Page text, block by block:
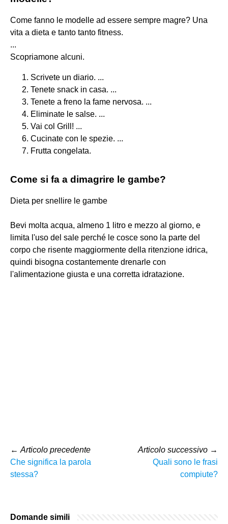
Come fanno le modelle ad essere sempre magre? Una
vita a dieta e tanto tanto fitness.
...
Scopriamone alcuni.
Scrivete un diario. ...
Tenete snack in casa. ...
Tenete a freno la fame nervosa. ...
Eliminate le salse. ...
Vai col Grill! ...
Cucinate con le spezie. ...
Frutta congelata.
Come si fa a dimagrire le gambe?
Dieta per snellire le gambe
Bevi molta acqua, almeno 1 litro e mezzo al giorno, e
limita l'uso del sale perché le cosce sono la parte del
corpo che risente maggiormente della ritenzione idrica,
quindi bisogna costantemente drenarle con
l'alimentazione giusta e una corretta idratazione.
← Articolo precedente
Che significa la parola
stessa?
Articolo successivo →
Quali sono le frasi
compiute?
Domande simili